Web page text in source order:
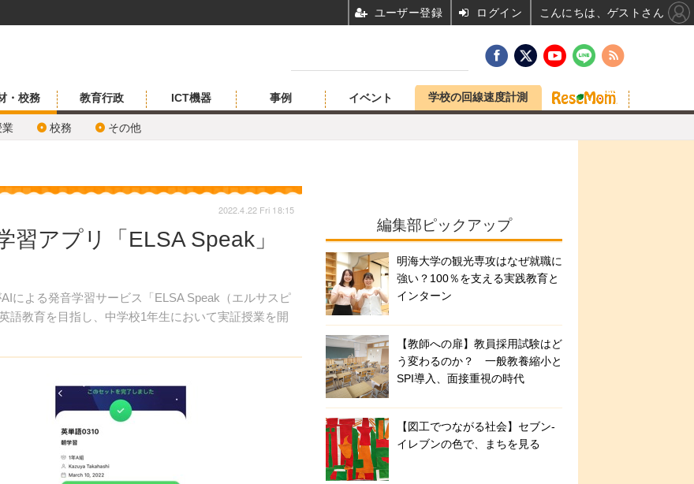
・校務
業 校務 その他
教育行政 ICT機器 事例 イベント 学校の回線速度計測
習アプリ「ELSA Speak」
による発音学習サービス「ELSA Speak（エルサスピ
語教育を目指し、中学校1年生において実証授業を開
2022.4.22 Fri 18:15
編集部ピックアップ
明海大学の観光専攻はなぜ就職に
強い？100％を支える実践教育と
インターン
【教師への扉】教員採用試験はど
う変わるのか？ 一般教養縮小と
SPI導入、面接重視の時代
【図工でつながる社会】セブン‐
イレブンの色で、まちを見る
ユーザー登録 ログイン こんにちは、ゲストさん